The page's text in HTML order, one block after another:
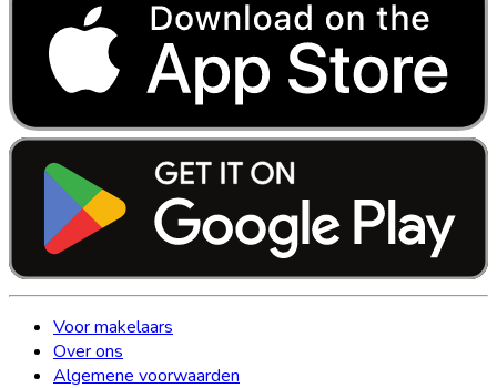
Voor makelaars
Over ons
Algemene voorwaarden